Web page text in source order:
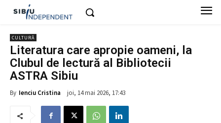
CULTURĂ
Literatura care apropie oameni, la
Clubul de lectură al Bibliotecii
ASTRA Sibiu
By Ienciu Cristina joi, 14 mai 2026, 17:43